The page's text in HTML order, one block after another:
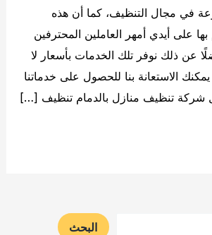
في مجال التنظيف، كما أن هذه
بها على أيدي أمهر العاملين المحترفين
عن ذلك نوفر تلك الخدمات بأسعار لا
يمكنك الاستعانة بنا للحصول على خدماتنا
شركة تنظيف منازل بالدمام تنظيف […]
البحث